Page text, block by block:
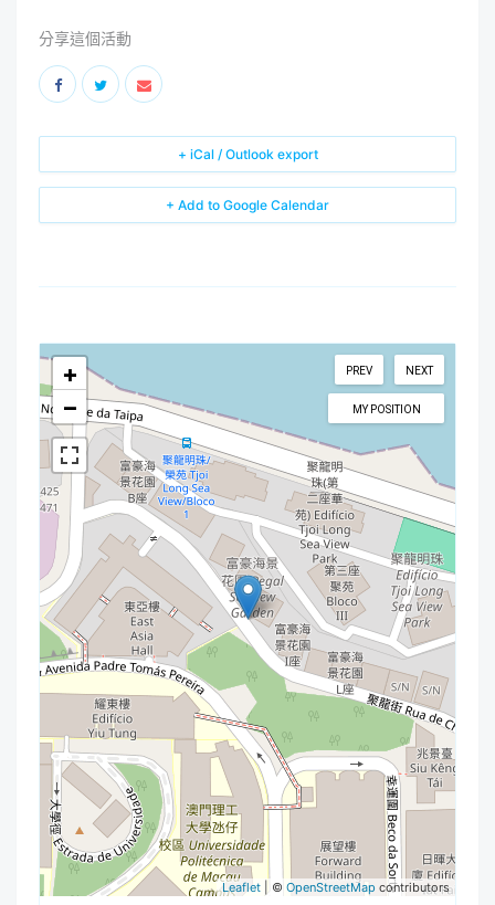
分享這個活動
+ Add to Google Calendar
+ iCal / Outlook export
NEXT
PREV
MY POSITION
+
−
Leaflet | © OpenStreetMap contributors